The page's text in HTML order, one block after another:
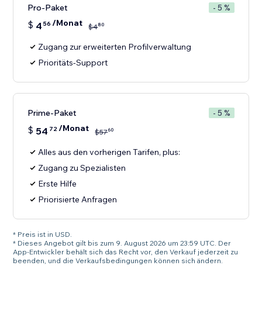
Pro-Paket - 5 %
$ 4 56 /Monat $480
Zugang zur erweiterten Profilverwaltung
Prioritäts-Support
Prime-Paket - 5 %
$ 54 72/Monat $5760
Alles aus den vorherigen Tarifen, plus:
Zugang zu Spezialisten
Erste Hilfe
Priorisierte Anfragen
* Preis ist in USD.
* Dieses Angebot gilt bis zum 9. August 2026 um 23:59 UTC. Der
App-Entwickler behält sich das Recht vor, den Verkauf jederzeit zu
beenden, und die Verkaufsbedingungen können sich ändern.